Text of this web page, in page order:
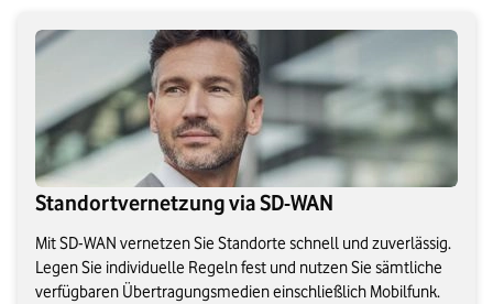
Standortvernetzung via SD-WAN
Mit SD-WAN vernetzen Sie Standorte schnell und zuverlässig.
Legen Sie individuelle Regeln fest und nutzen Sie sämtliche
verfügbaren Übertragungsmedien einschließlich Mobilfunk.